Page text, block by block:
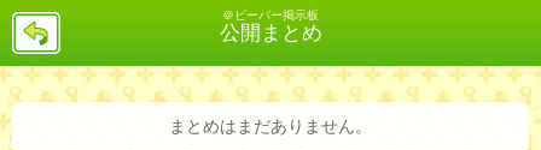
＠ビーバー掲示板
公開まとめ
戻
まとめはまだありません。